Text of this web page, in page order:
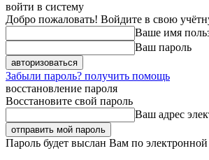
войти в систему
Добро пожаловать! Войдите в свою
Ваше имя
Ваш пароль
Забыли пароль? получить помощь
восстановление пароля
Восстановите свой пароль
Ваш адрес
Пароль будет выслан Вам по электронной